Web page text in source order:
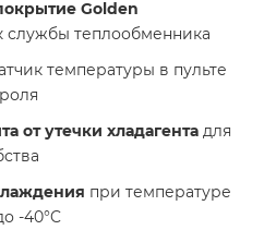
Golden
службы теплообменника
температуры в пульте
от утечки хладагента для
при температуре
-40°C